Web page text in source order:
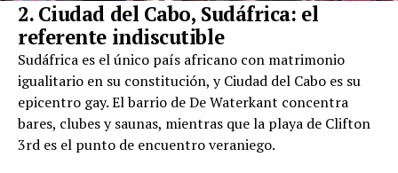
2. Ciudad del Cabo, Sudáfrica: el
referente indiscutible
Sudáfrica es el único país africano con matrimonio
igualitario en su constitución, y Ciudad del Cabo es su
epicentro gay. El barrio de De Waterkant concentra
bares, clubes y saunas, mientras que la playa de Clifton
3rd es el punto de encuentro veraniego.